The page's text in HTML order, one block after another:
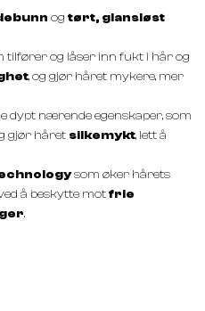
og tørt, glansløst
tilfører og låser inn fukt i hår og
, og gjør håret mykere, mer
dypt nærende egenskaper, som
gjør håret silkemykt, lett å
som øker hårets
å beskytte motfrie
.